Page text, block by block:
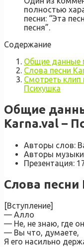
полностью
песни: “Эта
песня”.
Содержание
Общие данные
Слова песни
Смотреть клип
Психушка
Общие
Karna.val –
Авторы слов:
Авторы
Презентация:
Слова песни
[Вступление]
— Алло
— Не, не знаю, где он
— Вы что, думаете,
Я его насильно